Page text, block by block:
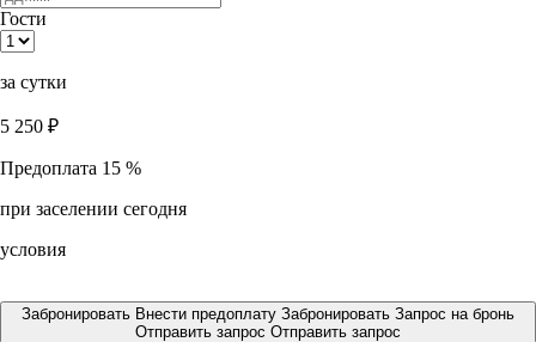
Гости
за сутки
5 250 ₽
Предоплата 15 %
при заселении сегодня
условия
Забронировать Внести предоплату Забронировать Запрос на бронь
Отправить запрос Отправить запрос